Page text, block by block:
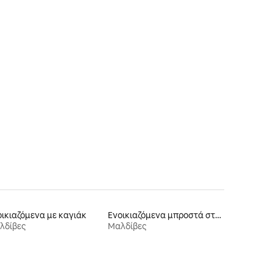
με καγιάκ
Ενοικιαζόμενα μπροστά στη θάλασσα
Μαλδίβες